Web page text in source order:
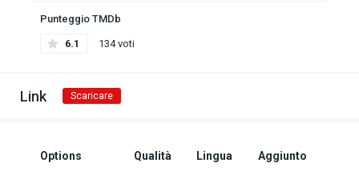
Punteggio TMDb
6.1 134 voti
Link Scaricare
Options Qualità Lingua Aggiunto